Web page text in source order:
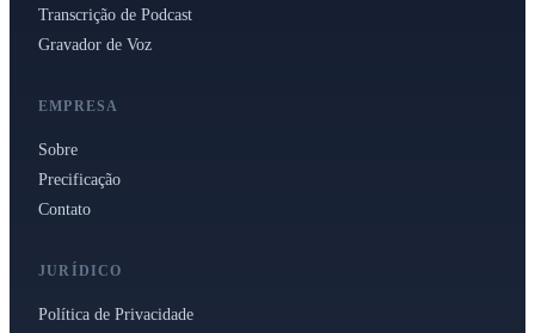
Transcrição de Podcast
Gravador de Voz
EMPRESA
Sobre
Precificação
Contato
JURÍDICO
Política de Privacidade